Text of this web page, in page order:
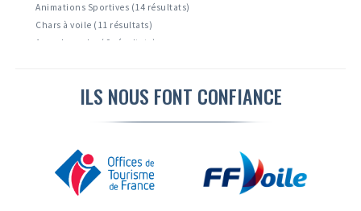
Animations Sportives (14 résultats)
Chars à voile (11 résultats)
Accrobranche ( 9 résultats)
ILS NOUS FONT CONFIANCE